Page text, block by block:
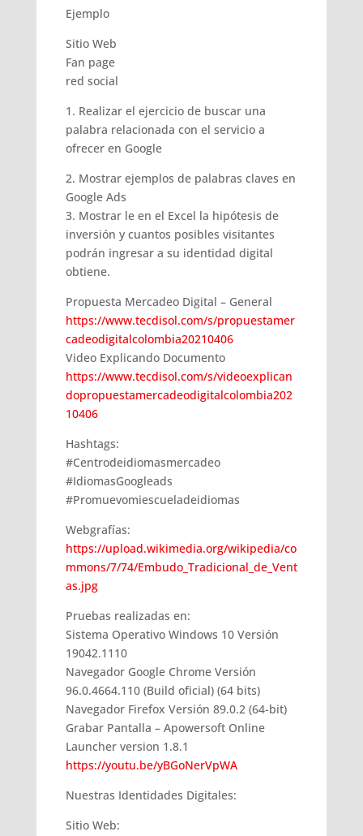
Ejemplo
Sitio Web
Fan page
red social
1. Realizar el ejercicio de buscar una
palabra relacionada con el servicio a
ofrecer en Google
2. Mostrar ejemplos de palabras claves en
Google Ads
3. Mostrar le en el Excel la hipótesis de
inversión y cuantos posibles visitantes
podrán ingresar a su identidad digital
obtiene.
Propuesta Mercadeo Digital – General
https://www.tecdisol.com/s/propuestamer
cadeodigitalcolombia20210406
Video Explicando Documento
https://www.tecdisol.com/s/videoexplican
dopropuestamercadeodigitalcolombia202
10406
Hashtags:
#Centrodeidiomasmercadeo
#IdiomasGoogleads
#Promuevomiescueladeidiomas
Webgrafías:
https://upload.wikimedia.org/wikipedia/co
mmons/7/74/Embudo_Tradicional_de_Vent
as.jpg
Pruebas realizadas en:
Sistema Operativo Windows 10 Versión
19042.1110
Navegador Google Chrome Versión
96.0.4664.110 (Build oficial) (64 bits)
Navegador Firefox Versión 89.0.2 (64-bit)
Grabar Pantalla – Apowersoft Online
Launcher version 1.8.1
https://youtu.be/yBGoNerVpWA
Nuestras Identidades Digitales:
Sitio Web: